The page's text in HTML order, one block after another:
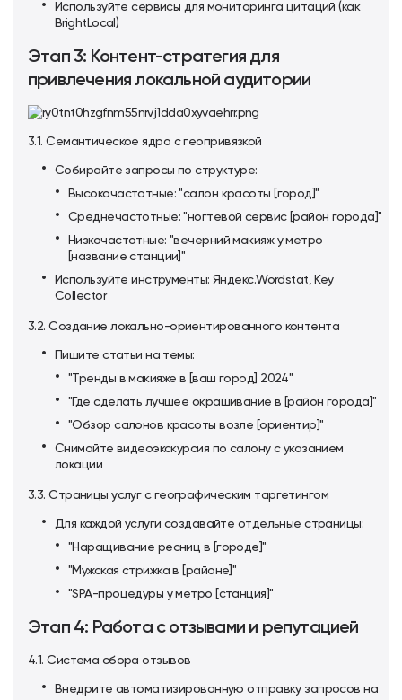
Используйте сервисы для мониторинга цитаций (как
BrightLocal)
Этап 3: Контент-стратегия для
привлечения локальной аудитории
3.1. Семантическое ядро с геопривязкой
Собирайте запросы по структуре:
Высокочастотные: "салон красоты [город]"
Среднечастотные: "ногтевой сервис [район города]"
Низкочастотные: "вечерний макияж у метро
[название станции]"
Используйте инструменты: Яндекс.Wordstat, Key
Collector
3.2. Создание локально-ориентированного контента
Пишите статьи на темы:
"Тренды в макияже в [ваш город] 2024"
"Где сделать лучшее окрашивание в [район города]"
"Обзор салонов красоты возле [ориентир]"
Снимайте видеоэкскурсия по салону с указанием
локации
3.3. Страницы услуг с географическим таргетингом
Для каждой услуги создавайте отдельные страницы:
"Наращивание ресниц в [городе]"
"Мужская стрижка в [районе]"
"SPA-процедуры у метро [станция]"
Этап 4: Работа с отзывами и репутацией
4.1. Система сбора отзывов
Внедрите автоматизированную отправку запросов на